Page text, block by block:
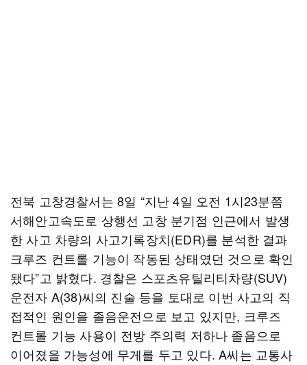
전북 고창경찰서는 8일 “지난 4일 오전 1시23분쯤
서해안고속도로 상행선 고창 분기점 인근에서 발생
한 사고 차량의 사고기록장치(EDR)를 분석한 결과
크루즈 컨트롤 기능이 작동된 상태였던 것으로 확인
됐다”고 밝혔다. 경찰은 스포츠유틸리티차량(SUV)
운전자 A(38)씨의 진술 등을 토대로 이번 사고의 직
접적인 원인을 졸음운전으로 보고 있지만, 크루즈
컨트롤 기능 사용이 전방 주의력 저하나 졸음으로
이어졌을 가능성에 무게를 두고 있다. A씨는 교통사